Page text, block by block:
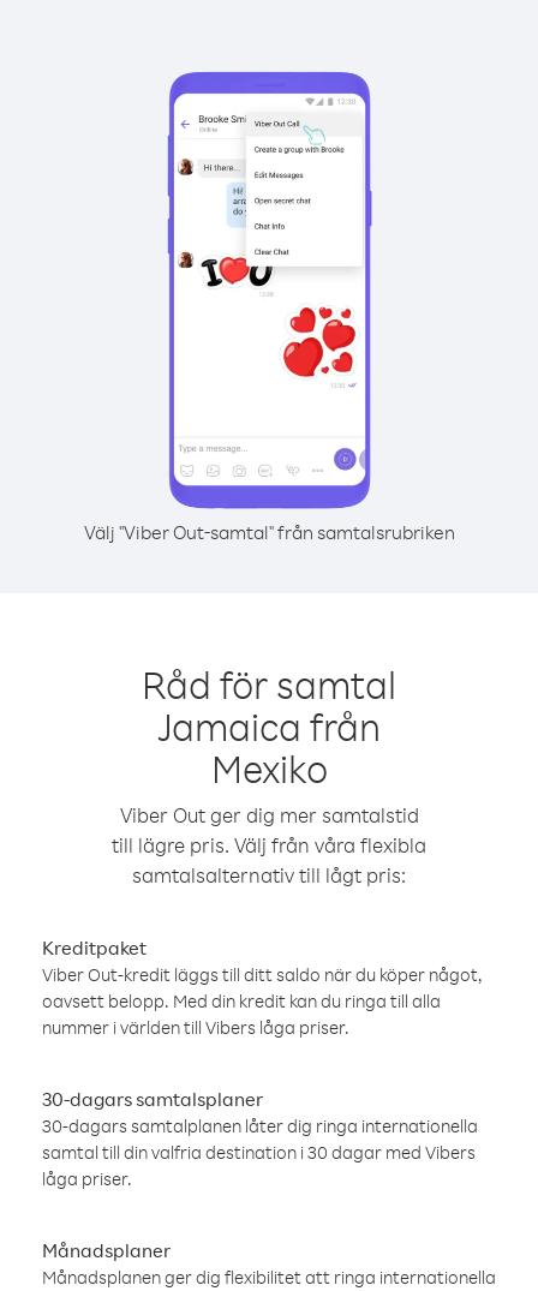
Välj "Viber Out-samtal" från samtalsrubriken
Råd för samtal
Jamaica från
Mexiko
Viber Out ger dig mer samtalstid
till lägre pris. Välj från våra flexibla
samtalsalternativ till lågt pris:
Kreditpaket
Viber Out-kredit läggs till ditt saldo när du köper något,
oavsett belopp. Med din kredit kan du ringa till alla
nummer i världen till Vibers låga priser.
30-dagars samtalsplaner
30-dagars samtalplanen låter dig ringa internationella
samtal till din valfria destination i 30 dagar med Vibers
låga priser.
Månadsplaner
Månadsplanen ger dig flexibilitet att ringa internationella